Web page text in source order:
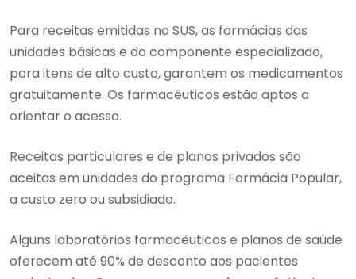
Para receitas emitidas no SUS, as farmácias das
unidades básicas e do componente especializado,
para itens de alto custo, garantem os medicamentos
gratuitamente. Os farmacêuticos estão aptos a
orientar o acesso.
Receitas particulares e de planos privados são
aceitas em unidades do programa Farmácia Popular,
a custo zero ou subsidiado.
Alguns laboratórios farmacêuticos e planos de saúde
oferecem até 90% de desconto aos pacientes